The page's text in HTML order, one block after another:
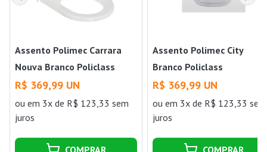
Assento Polimec Carrara
Nouva Branco Policlass
R$ 369,99 UN
ou em 3x de R$ 123,33 sem
juros
Assento Polimec City
Branco Policlass
R$ 369,99 UN
ouem 3x de R$ 123,33 sem
juros